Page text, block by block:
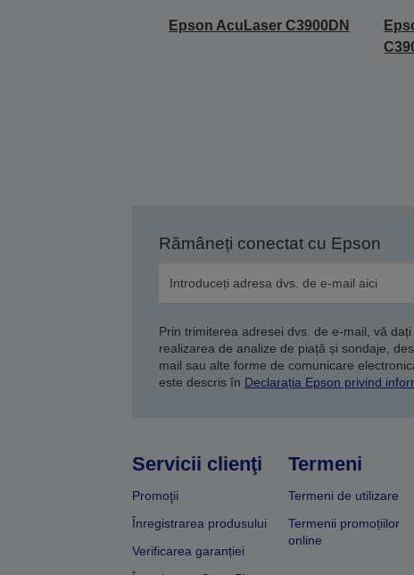
Epson AcuLaser C3900DN
Rămâneți conectat cu Epson
Prin trimiterea adresei dvs. de e-mail, vă
realizarea de analize de piață și sondaje,
mail sau alte forme de comunicare
este descris în Declarația Epson privind
Servicii clienţi
Promoţii
Înregistrarea produsului
Verificarea garanției
Termeni
Termeni de utilizare
Termenii promoțiilor
online